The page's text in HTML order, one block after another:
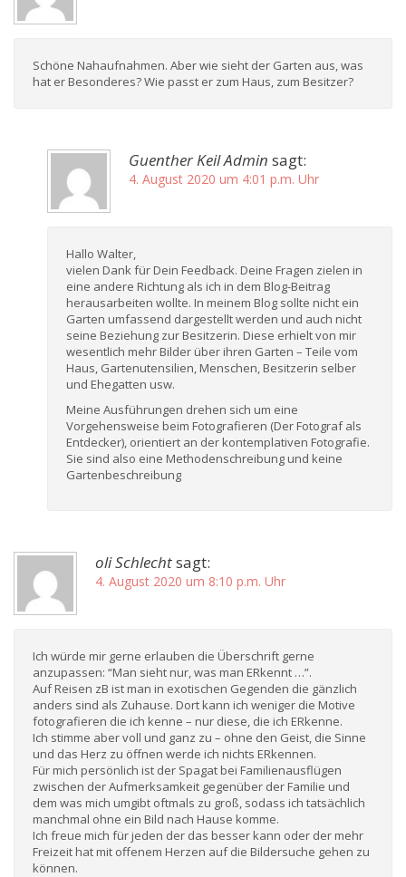
Schöne Nahaufnahmen. Aber wie sieht der Garten aus, was
hat er Besonderes? Wie passt er zum Haus, zum Besitzer?
Guenther Keil Admin sagt:
4. August 2020 um 4:01 p.m. Uhr
Hallo Walter,
vielen Dank für Dein Feedback. Deine Fragen zielen in
eine andere Richtung als ich in dem Blog-Beitrag
herausarbeiten wollte. In meinem Blog sollte nicht ein
Garten umfassend dargestellt werden und auch nicht
seine Beziehung zur Besitzerin. Diese erhielt von mir
wesentlich mehr Bilder über ihren Garten – Teile vom
Haus, Gartenutensilien, Menschen, Besitzerin selber
und Ehegatten usw.
Meine Ausführungen drehen sich um eine
Vorgehensweise beim Fotografieren (Der Fotograf als
Entdecker), orientiert an der kontemplativen Fotografie.
Sie sind also eine Methodenschreibung und keine
Gartenbeschreibung
oli Schlechtsagt:
4. August 2020 um 8:10 p.m. Uhr
Ich würde mir gerne erlauben die Überschrift gerne
anzupassen: “Man sieht nur, was man ERkennt …”.
Auf Reisen zB ist man in exotischen Gegenden die gänzlich
anders sind als Zuhause. Dort kann ich weniger die Motive
fotografieren die ich kenne – nur diese, die ich ERkenne.
Ich stimme aber voll und ganz zu – ohne den Geist, die Sinne
und das Herz zu öffnen werde ich nichts ERkennen.
Für mich persönlich ist der Spagat bei Familienausflügen
zwischen der Aufmerksamkeit gegenüber der Familie und
dem was mich umgibt oftmals zu groß, sodass ich tatsächlich
manchmal ohne ein Bild nach Hause komme.
Ich freue mich für jeden der das besser kann oder der mehr
Freizeit hat mit offenem Herzen auf die Bildersuche gehen zu
können.